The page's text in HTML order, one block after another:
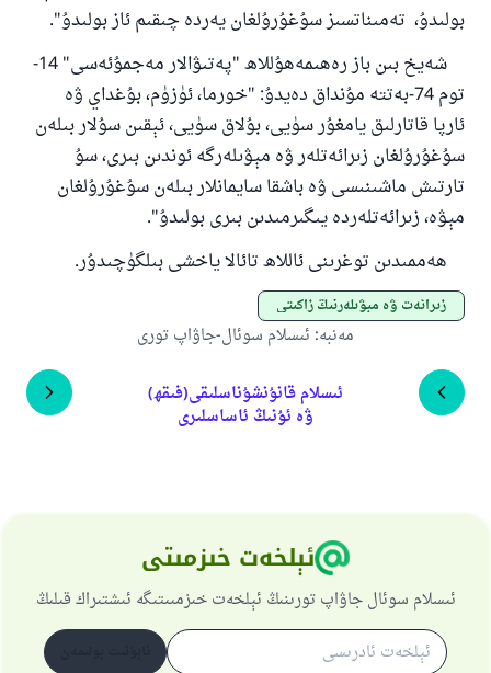
بولىدۇ، تەمىناتسىز سۇغۇرۇلغان يەردە چىقىم ئاز بولىدۇ".
شەيخ بىن باز رەھىمەھۇللاھ "پەتىۋالار مەجمۇئەسى" 14-
توم 74-بەتتە مۇنداق دەيدۇ: "خورما، ئۈزۈم، بۇغداي ۋە
ئارپا قاتارلىق يامغۇر سۈيى، بۇلاق سۈيى، ئېقىن سۇلار بىلەن
سۇغۇرۇلغان زىرائەتلەر ۋە مېۋىلەرگە ئوندىن بىرى، سۇ
تارتىش ماشىنىسى ۋە باشقا سايمانلار بىلەن سۇغۇرۇلغان
مېۋە، زىرائەتلەردە يىگىرمىدىن بىرى بولىدۇ".
ھەممىدىن توغرىنى ئاللاھ تائالا ياخشى بىلگۈچىدۇر.
زىرائەت ۋە مېۋىلەرنىڭ زاكىتى
مەنبە: ئىسلام سوئال-جاۋاپ تورى
ئىسلام قانۇنشۇناسلىقى(فىقھ)
ۋە ئۇنىڭ ئاساسلىرى
ئېلخەت خىزمىتى
ئىسلام سوئال جاۋاپ تورىنىڭ ئېلخەت خىزمىىتىگە ئىشتىراك قىلىڭ